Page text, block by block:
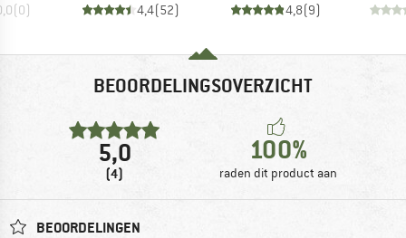
(0) 4,4(52)
4,8(9)
BEOORDELINGSOVERZICHT
5,0
(4)
100%
raden dit product aan
BEOORDELINGEN